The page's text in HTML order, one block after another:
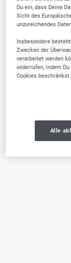
Du ein, dass Deine
Sicht des
unzureichendes
Insbesondere
Zwecken der
verarbeitet werden
widerrufen, indem
Cookies beschränkst.
Alle